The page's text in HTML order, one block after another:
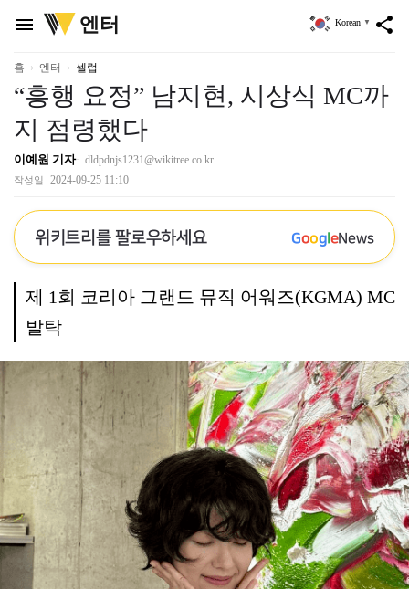
menu
위
키
리
엔터 share
Korean ▼
홈 엔터 셀럽
“흥행 요정” 남지현, 시상식 MC까
지 점령했다
이예원 기자 dldpdnjs1231@wikitree.co.kr
작성일 2024-09-25 11:10
위키트리를 팔로우하세요 GoogleNews
제 1회 코리아 그랜드 뮤직 어워즈(KGMA) MC
발탁